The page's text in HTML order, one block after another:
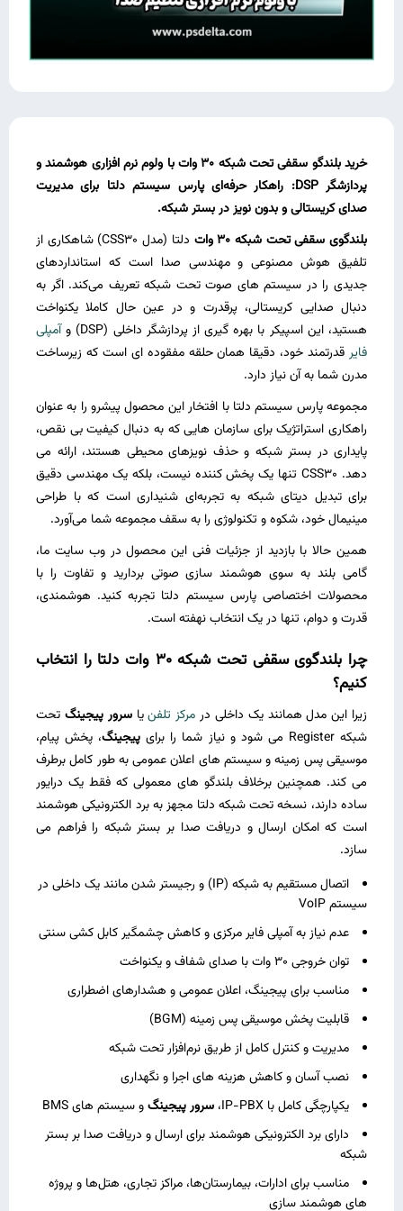
خرید بلندگو سقفی تحت شبکه 30 وات با ولوم نرم‌ افزاری هوشمند و
پردازشگر DSP: راهکار حرفه‌ای پارس سیستم دلتا برای مدیریت
صدای کریستالی و بدون نویز در بستر شبکه.
بلندگوی سقفی تحت شبکه 30 وات
دلتا (مدل CSS30) شاهکاری از
تلفیق هوش مصنوعی و مهندسی صدا است که استانداردهای
جدیدی را در سیستم‌ های صوت تحت شبکه تعریف می‌کند. اگر به
دنبال صدایی کریستالی، پرقدرت و در عین حال کاملا یکنواخت
هستید، این اسپیکر با بهره‌ گیری از پردازشگر داخلی (DSP) و
آمپلی
‌فایر قدرتمند خود، دقیقا همان حلقه‌ مفقوده‌ ای است که زیرساخت
مدرن شما به آن نیاز دارد.
مجموعه پارس سیستم دلتا با افتخار این محصول پیشرو را به عنوان
راهکاری استراتژیک برای سازمان‌ هایی که به دنبال کیفیت بی ‌نقص،
پایداری در بستر شبکه و حذف نویزهای محیطی هستند، ارائه می
‌دهد. CSS30 تنها یک پخش ‌کننده نیست، بلکه یک مهندسی دقیق
برای تبدیل دیتای شبکه به تجربه‌ای شنیداری است که با طراحی
مینیمال خود، شکوه و تکنولوژی را به سقف مجموعه شما می‌آورد.
همین حالا با بازدید از جزئیات فنی این محصول در وب ‌سایت ما،
گامی بلند به سوی هوشمند سازی صوتی بردارید و تفاوت را با
محصولات اختصاصی پارس سیستم دلتا تجربه کنید. هوشمندی،
قدرت و دوام، تنها در یک انتخاب نهفته است.
چرا بلندگوی سقفی تحت شبکه 30 وات دلتا را انتخاب
کنیم؟
زیرا این مدل همانند یک داخلی در مرکز تلفنیاسرور پیجینگ تحت
شبکه Register می ‌شود و نیاز شما را برای
پیجینگ، پخش پیام،
موسیقی پس ‌زمینه و سیستم‌ های اعلان عمومی به ‌طور کامل برطرف
می ‌کند. همچنین برخلاف بلندگو های معمولی که فقط یک درایور
ساده دارند، نسخه تحت شبکه دلتا مجهز به برد الکترونیکی هوشمند
است که امکان ارسال و دریافت صدا بر بستر شبکه را فراهم می
‌سازد.
اتصال مستقیم به شبکه (IP) و رجیستر شدن مانند یک داخلی در
سیستم VoIP
عدم نیاز به آمپلی‌ فایر مرکزی و کاهش چشمگیر کابل‌ کشی سنتی
توان خروجی 30 وات با صدای شفاف و یکنواخت
مناسب برای پیجینگ، اعلان عمومی و هشدارهای اضطراری
قابلیت پخش موسیقی پس‌ زمینه (BGM)
مدیریت و کنترل کامل از طریق نرم‌افزار تحت شبکه
نصب آسان و کاهش هزینه‌ های اجرا و نگهداری
یکپارچگی کامل با IP-PBX،
سرور پیجینگو سیستم‌ های BMS
دارای برد الکترونیکی هوشمند برای ارسال و دریافت صدا بر بستر
شبکه
مناسب برای ادارات، بیمارستان‌ها، مراکز تجاری، هتل‌ها و پروژه‌
های هوشمند سازی